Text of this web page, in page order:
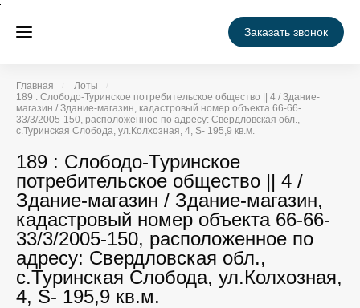
Заказать звонок
Главная
Лоты
189 : Слободо-Туринское потребительское общество || 4 / Здание-
магазин / Здание-магазин, кадастровый номер объекта 66-66-
33/3/2005-150, расположенное по адресу: Свердловская обл.,
с.Туринская Слобода, ул.Колхозная, 4, S- 195,9 кв.м.
189 : Слободо-Туринское
потребительское общество || 4 /
Здание-магазин / Здание-магазин,
кадастровый номер объекта 66-66-
33/3/2005-150, расположенное по
адресу: Свердловская обл.,
с.Туринская Слобода, ул.Колхозная,
4, S- 195,9 кв.м.